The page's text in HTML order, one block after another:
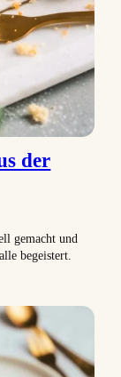
der
gemacht und
begeistert.